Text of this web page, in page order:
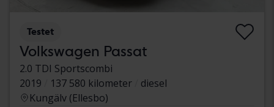
Testet
Volkswagen Passat
2.0 TDI Sportscombi
2019
137 580 kilometer
diesel
Kungälv (Ellesbo)